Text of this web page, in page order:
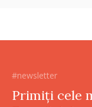
#newsletter
Primiți cele